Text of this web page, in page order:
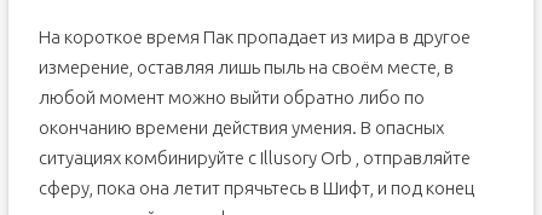
На короткое время Пак пропадает из мира в другое
измерение, оставляя лишь пыль на своём месте, в
любой момент можно выйти обратно либо по
окончанию времени действия умения. В опасных
ситуациях комбинируйте с Illusory Orb , отправляйте
сферу, пока она летит прячьтесь в Шифт, и под конец